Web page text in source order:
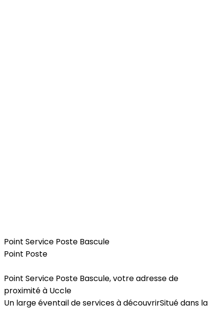
Point Service Poste Bascule
Point Poste
Point Service Poste Bascule, votre adresse de
proximité à Uccle
Un large éventail de services à découvrirSitué dans la